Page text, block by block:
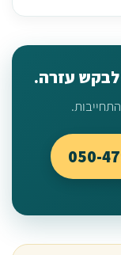
לבקש עזרה.